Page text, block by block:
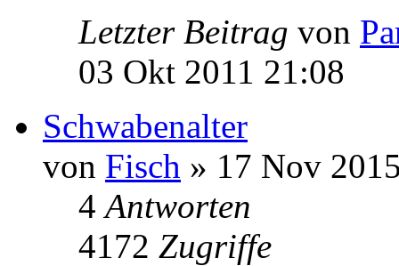
Letzter Beitrag von
03 Okt 2011 21:08
Schwabenalter
von Fisch » 17 Nov
4Antworten
4172 Zugriffe